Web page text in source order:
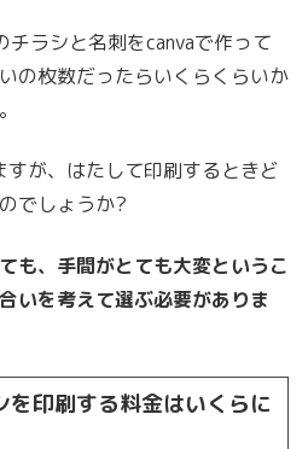
チラシと名刺をcanvaで作って
の枚数だったらいくらくらいか
が、はたして印刷するときど
でしょうか?
も、手間がとても大変というこ
いを考えて選ぶ必要がありま
印刷する料金はいくらに